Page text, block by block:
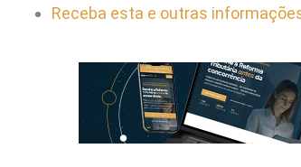
Receba esta e outras